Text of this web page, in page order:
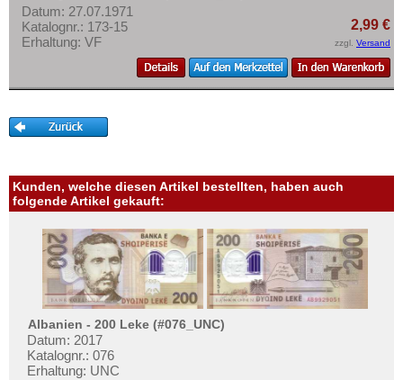
Datum: 27.07.1971
Katalognr.: 173-15
Erhaltung: VF
2,99 €
zzgl. Versand
Kunden, welche diesen Artikel bestellten, haben auch
folgende Artikel gekauft:
Albanien - 200 Leke (#076_UNC)
Datum: 2017
Katalognr.: 076
Erhaltung: UNC